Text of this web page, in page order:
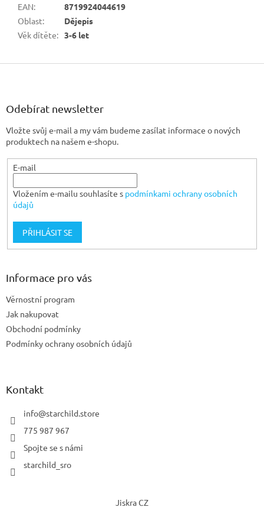
EAN:
8719924044619
Oblast:
Dějepis
Věk dítěte: 3-6 let
Z
Odebírat newsletter
Vložte svůj e-mail a my vám budeme zasílat informace o nových
produktech na našem e-shopu.
E-mail
Vložením e-mailu souhlasíte s podmínkami ochrany osobních
údajů
PŘIHLÁSIT SE
Informace pro vás
Věrnostní program
Jak nakupovat
Obchodní podmínky
Podmínky ochrany osobních údajů
Kontakt
info@starchild.store
775 987 967
Spojte se s námi
starchild_sro
Jiskra CZ